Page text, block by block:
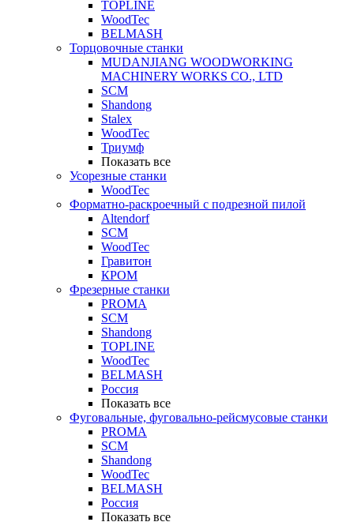
TOPLINE
WoodTec
BELMASH
Торцовочные станки
MUDANJIANG WOODWORKING
MACHINERY WORKS CO., LTD
SCM
Shandong
Stalex
WoodTec
Триумф
Показать все
Усорезные станки
WoodTec
Форматно-раскроечный с подрезной пилой
Altendorf
SCM
WoodTec
Гравитон
КРОМ
Фрезерные станки
PROMA
SCM
Shandong
TOPLINE
WoodTec
BELMASH
Россия
Показать все
Фуговальные, фуговально-рейсмусовые станки
PROMA
SCM
Shandong
WoodTec
BELMASH
Россия
Показать все